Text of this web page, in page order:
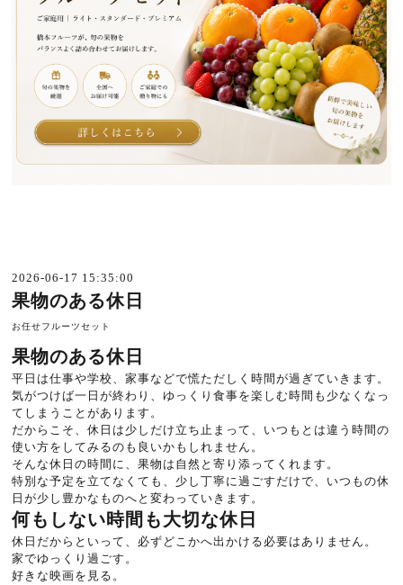
2026-06-17 15:35:00
果物のある休日
お任せフルーツセット
果物のある休日
平日は仕事や学校、家事などで慌ただしく時間が過ぎていきます。
気がつけば一日が終わり、ゆっくり食事を楽しむ時間も少なくなっ
てしまうことがあります。
だからこそ、休日は少しだけ立ち止まって、いつもとは違う時間の
使い方をしてみるのも良いかもしれません。
そんな休日の時間に、果物は自然と寄り添ってくれます。
特別な予定を立てなくても、少し丁寧に過ごすだけで、いつもの休
日が少し豊かなものへと変わっていきます。
何もしない時間も大切な休日
休日だからといって、必ずどこかへ出かける必要はありません。
家でゆっくり過ごす。
好きな映画を見る。